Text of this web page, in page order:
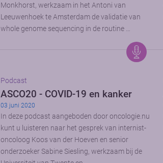
Monkhorst, werkzaam in het Antoni van
Leeuwenhoek te Amsterdam de validatie van
whole genome sequencing in de routine …
Podcast
ASCO20 - COVID-19 en kanker
03 juni 2020
In deze podcast aangeboden door oncologie.nu
kunt u luisteren naar het gesprek van internist-
oncoloog Koos van der Hoeven en senior
onderzoeker Sabine Siesling, werkzaam bij de